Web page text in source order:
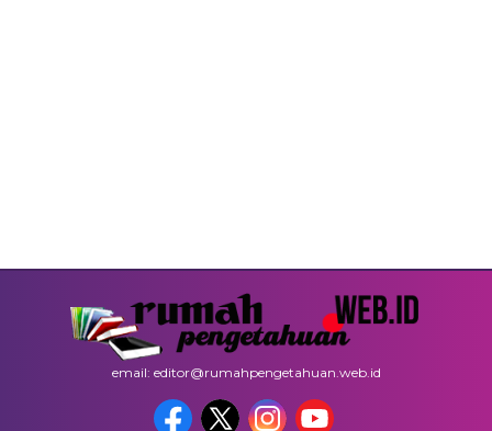
email: editor@rumahpengetahuan.web.id